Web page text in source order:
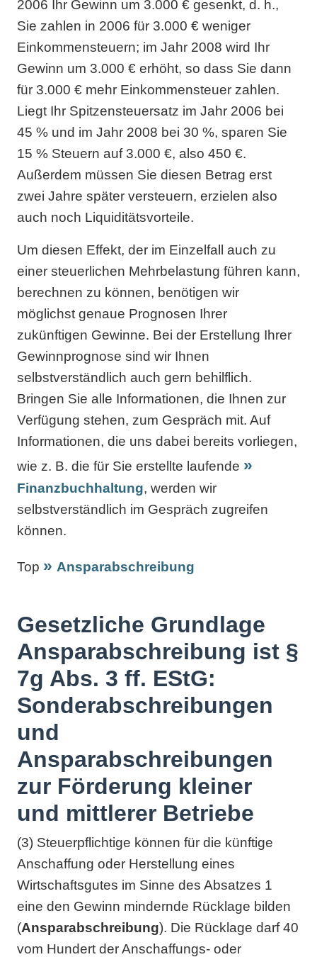
2006 Ihr Gewinn um 3.000 € gesenkt, d. h.,
Sie zahlen in 2006 für 3.000 € weniger
Einkommensteuern; im Jahr 2008 wird Ihr
Gewinn um 3.000 € erhöht, so dass Sie dann
für 3.000 € mehr Einkommensteuer zahlen.
Liegt Ihr Spitzensteuersatz im Jahr 2006 bei
45 % und im Jahr 2008 bei 30 %, sparen Sie
15 % Steuern auf 3.000 €, also 450 €.
Außerdem müssen Sie diesen Betrag erst
zwei Jahre später versteuern, erzielen also
auch noch Liquiditätsvorteile.
Um diesen Effekt, der im Einzelfall auch zu
einer steuerlichen Mehrbelastung führen kann,
berechnen zu können, benötigen wir
möglichst genaue Prognosen Ihrer
zukünftigen Gewinne. Bei der Erstellung Ihrer
Gewinnprognose sind wir Ihnen
selbstverständlich auch gern behilflich.
Bringen Sie alle Informationen, die Ihnen zur
Verfügung stehen, zum Gespräch mit. Auf
Informationen, die uns dabei bereits vorliegen,
wie z. B. die für Sie erstellte laufende
Finanzbuchhaltung, werden wir
selbstverständlich im Gespräch zugreifen
können.
Top Ansparabschreibung
Gesetzliche Grundlage
Ansparabschreibung ist §
7g Abs. 3 ff. EStG:
Sonderabschreibungen
und
Ansparabschreibungen
zur Förderung kleiner
und mittlerer Betriebe
(3) Steuerpflichtige können für die künftige
Anschaffung oder Herstellung eines
Wirtschaftsgutes im Sinne des Absatzes 1
eine den Gewinn mindernde Rücklage bilden
(Ansparabschreibung). Die Rücklage darf 40
vom Hundert der Anschaffungs- oder